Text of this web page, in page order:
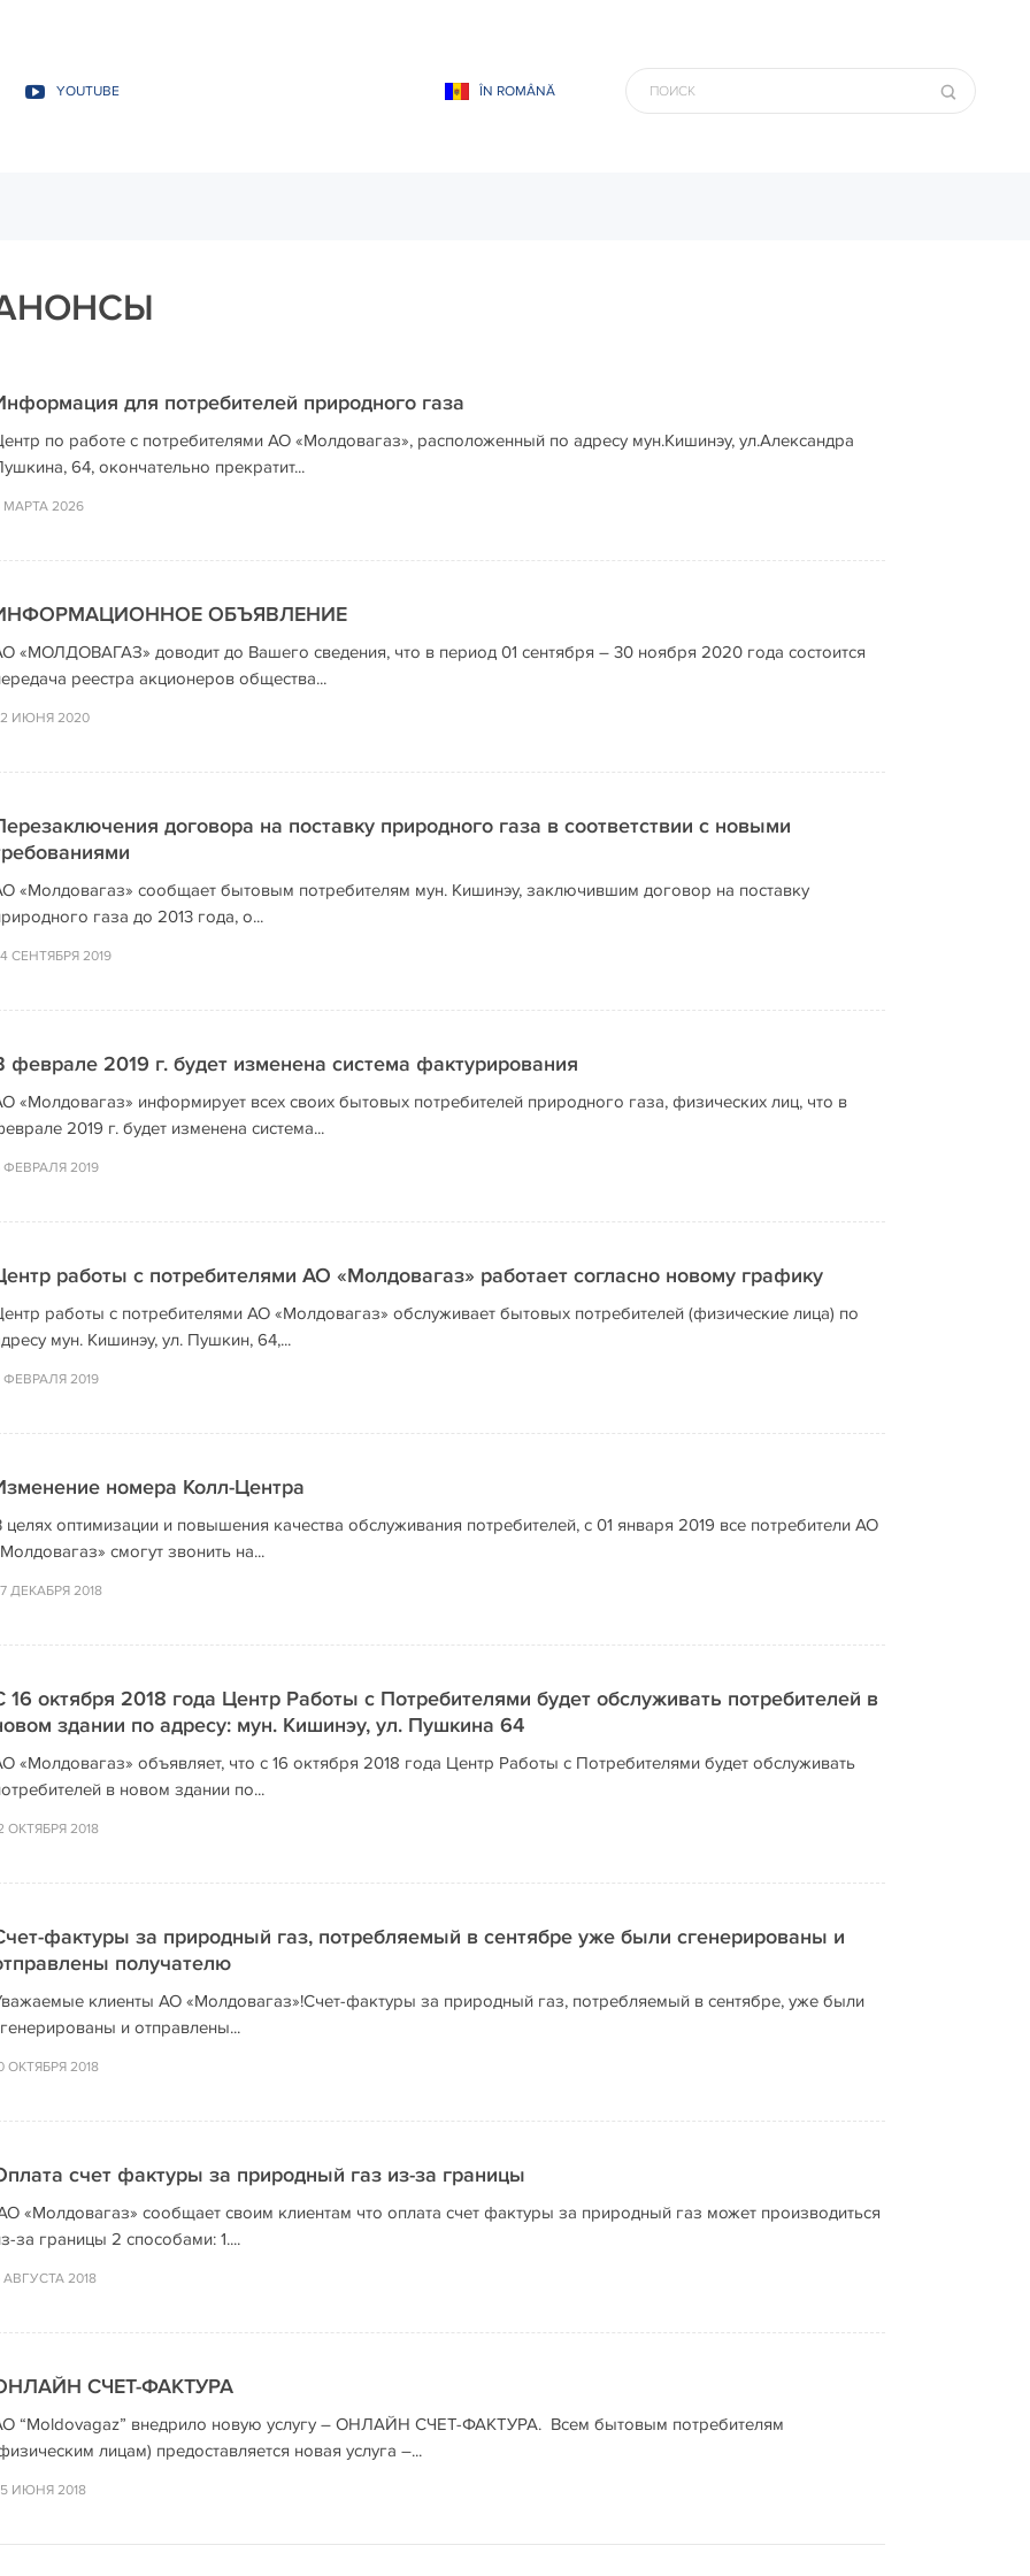
YOUTUBE ÎN ROMÂNĂ
для потребителей природного газа
по работе с потребителями АО «Молдовагаз», расположенный по адресу мун.Кишинэу, ул.Александра
64, окончательно прекратит...
МАРТА 2026
ОБЪЯВЛЕНИЕ
«МОЛДОВАГАЗ» доводит до Вашего сведения, что в период 01 сентября – 30 ноября 2020 года состоится
реестра акционеров общества...
ИЮНЯ 2020
договора на поставку природного газа в соответствии с новыми
«Молдовагаз» сообщает бытовым потребителям мун. Кишинэу, заключившим договор на поставку
газа до 2013 года, о...
СЕНТЯБРЯ 2019
феврале 2019 г. будет изменена система фактурирования
«Молдовагаз» информирует всех своих бытовых потребителей природного газа, физических лиц, что в
2019 г. будет изменена система...
ФЕВРАЛЯ 2019
работы с потребителями АО «Молдовагаз» работает согласно новому графику
работы с потребителями АО «Молдовагаз» обслуживает бытовых потребителей (физические лица) по
мун. Кишинэу, ул. Пушкин, 64,...
ФЕВРАЛЯ 2019
номера Колл-Центра
целях оптимизации и повышения качества обслуживания потребителей, с 01 января 2019 все потребители АО
смогут звонить на...
ДЕКАБРЯ 2018
16 октября 2018 года Центр Работы с Потребителями будет обслуживать потребителей в
здании по адресу: мун. Кишинэу, ул. Пушкина 64
«Молдовагаз» объявляет, что с 16 октября 2018 года Центр Работы с Потребителями будет обслуживать
в новом здании по...
ОКТЯБРЯ 2018
фактуры за природный газ, потребляемый в сентябре уже были сгенерированы и
получателю
клиенты АО «Молдовагаз»!Счет-фактуры за природный газ, потребляемый в сентябре, уже были
и отправлены...
ОКТЯБРЯ 2018
счет фактуры за природный газ из-за границы
«Молдовагаз» сообщает своим клиентам что оплата счет фактуры за природный газ может производиться
за границы 2 способами: 1....
АВГУСТА 2018
СЧЕТ-ФАКТУРА
“Moldovagaz” внедрило новую услугу – ОНЛАЙН СЧЕТ-ФАКТУРА. Всем бытовым потребителям
лицам) предоставляется новая услуга –...
ИЮНЯ 2018